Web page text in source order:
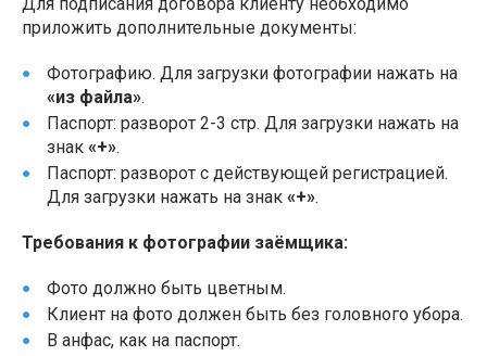
приложить дополнительные документы:
Фотографию. Для загрузки фотографии нажать на
«из файла».
Паспорт: разворот 2-3 стр. Для загрузки нажать на
знак «+».
Паспорт: разворот с действующей регистрацией.
Для загрузки нажать на знак «+».
Требования к фотографии заёмщика:
Фото должно быть цветным.
Клиент на фото должен быть без головного убора.
В анфас, как на паспорт.